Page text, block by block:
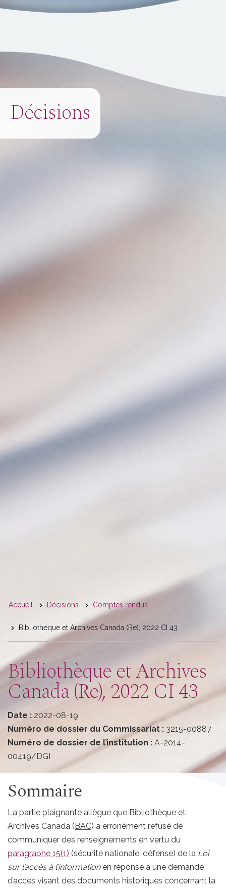
Décisions
You
are
here
Accueil Décisions Comptes rendus
Bibliothèque et Archives Canada (Re), 2022 CI 43
Bibliothèque et Archives
Canada (Re), 2022 CI 43
Date : 2022-08-19
Numéro de dossier du Commissariat : 3215-00887
Numéro de dossier de l’institution : A-2014-
00419/DGI
Sommaire
La partie plaignante allègue que Bibliothèque et
Archives Canada ( BAC) a erronément refusé de
communiquer des renseignements en vertu du
paragraphe 15(1) (sécurité nationale, défense) de la Loi
sur l’accès à l’informationen réponse à une demande
d’accès visant des documents historiques concernant la